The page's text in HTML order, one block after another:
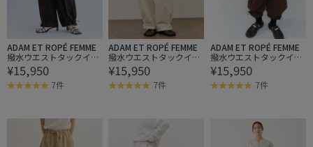
ADAM ET ROPÉ FEMME
撥水ウエストタックイー
ジーパンツ
¥15,950
7件
ADAM ET ROPÉ FEMME
撥水ウエストタックイー
ジーパンツ
¥15,950
7件
ADAM ET ROPÉ FEMME
撥水ウエストタックイー
ジーパンツ
¥15,950
7件